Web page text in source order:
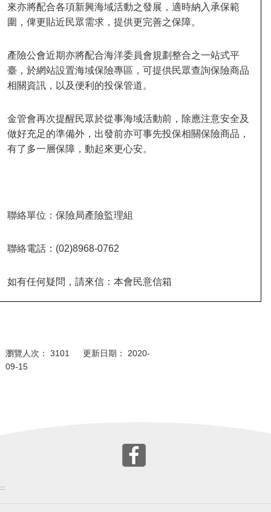
來亦將配合各項新興海域活動之發展，適時納入承保範
圍，俾更貼近民眾需求，提供更完善之保障。
產險公會近期亦將配合海洋委員會規劃整合之一站式平
臺，於網站設置海域保險專區，可提供民眾查詢保險商品
相關資訊，以及便利的投保管道。
金管會再次提醒民眾於從事海域活動前，除應注意安全及
做好充足的準備外，出發前亦可事先投保相關保險商品，
有了多一層保障，動起來更心安。
聯絡單位：保險局產險監理組
聯絡電話： (02)8968-0762
如有任何疑問，請來信：本會民意信箱
瀏覽人次： 3101 更新日期： 2020-
09-15
:::